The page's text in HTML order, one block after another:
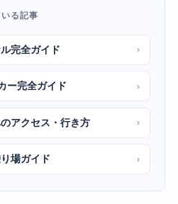
る記事
完全ガイド ›
ー完全ガイド ›
アクセス・行き方 ›
場ガイド ›